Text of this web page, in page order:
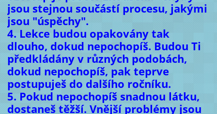
jsou stejnou součástí procesu, jakými
jsou "úspěchy".
4. Lekce budou opakovány tak
dlouho, dokud nepochopíš. Budou Ti
předkládány v různých podobách,
dokud nepochopíš, pak teprve
postupuješ do dalšího ročníku.
5. Pokud nepochopíš snadnou látku,
dostaneš těžší. Vnější problémy jsou